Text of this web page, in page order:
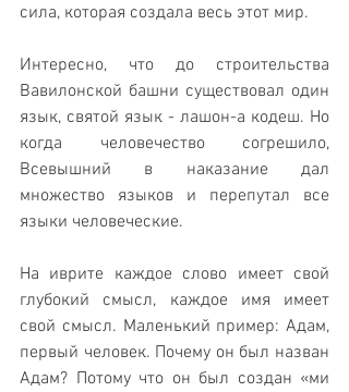
сила, которая создала весь этот мир.
Интересно, что до строительства
Вавилонской башни существовал один
язык, святой язык - лашон-а кодеш. Но
когда человечество согрешило,
Всевышний в наказание дал
множество языков и перепутал все
языки человеческие.
На иврите каждое слово имеет свой
глубокий смысл, каждое имя имеет
свой смысл. Маленький пример: Адам,
первый человек. Почему он был назван
Адам? Потому что он был создан «ми